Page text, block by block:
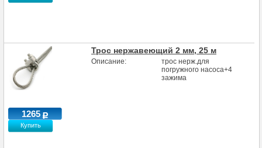
Трос нержавеющий 2 мм, 25 м
Описание:
трос нерж.для
погружного насоса+4
зажима
1265
Купить